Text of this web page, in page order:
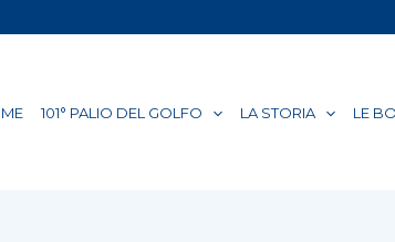
101° PALIO DEL GOLFO LA STORIA LE